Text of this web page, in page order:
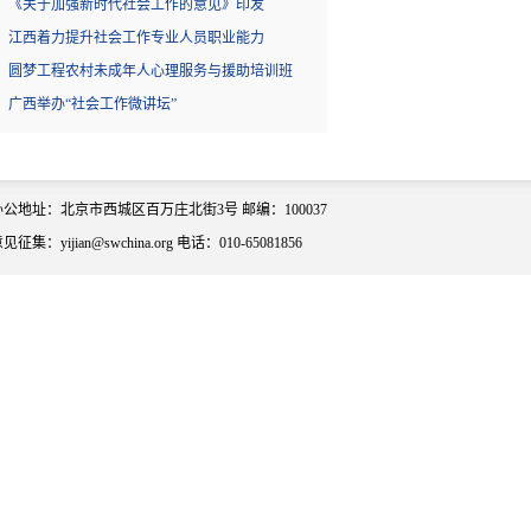
《关于加强新时代社会工作的意见》印发
江西着力提升社会工作专业人员职业能力
圆梦工程农村未成年人心理服务与援助培训班
广西举办“社会工作微讲坛”
公地址：北京市西城区百万庄北街3号 邮编：100037
见征集：yijian@swchina.org 电话：010-65081856